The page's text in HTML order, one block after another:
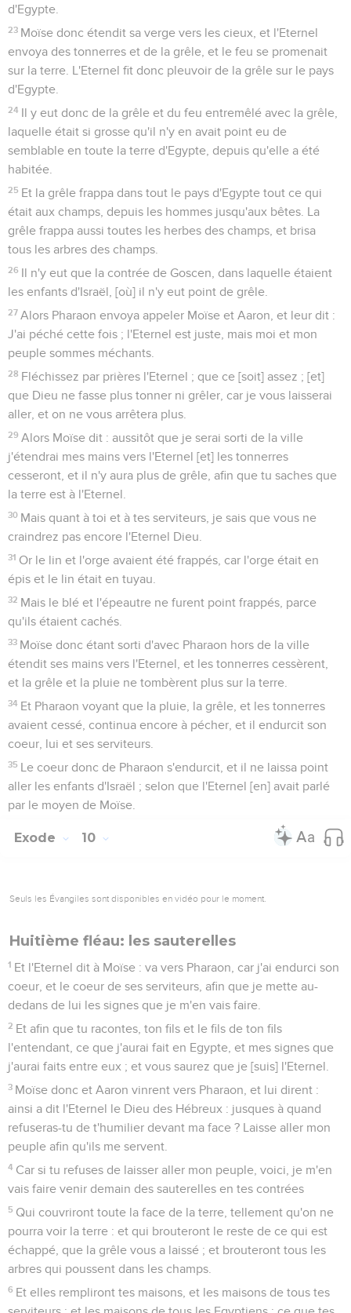
d'Egypte.
23 Moïse donc étendit sa verge vers les cieux, et l'Eternel
envoya des tonnerres et de la grêle, et le feu se promenait
sur la terre. L'Eternel fit donc pleuvoir de la grêle sur le pays
d'Egypte.
24 Il y eut donc de la grêle et du feu entremêlé avec la grêle,
laquelle était si grosse qu'il n'y en avait point eu de
semblable en toute la terre d'Egypte, depuis qu'elle a été
habitée.
25 Et la grêle frappa dans tout le pays d'Egypte tout ce qui
était aux champs, depuis les hommes jusqu'aux bêtes. La
grêle frappa aussi toutes les herbes des champs, et brisa
tous les arbres des champs.
26 Il n'y eut que la contrée de Goscen, dans laquelle étaient
les enfants d'Israël, [où] il n'y eut point de grêle.
27 Alors Pharaon envoya appeler Moïse et Aaron, et leur dit :
J'ai péché cette fois ; l'Eternel est juste, mais moi et mon
peuple sommes méchants.
28 Fléchissez par prières l'Eternel ; que ce [soit] assez ; [et]
que Dieu ne fasse plus tonner ni grêler, car je vous laisserai
aller, et on ne vous arrêtera plus.
29 Alors Moïse dit : aussitôt que je serai sorti de la ville
j'étendrai mes mains vers l'Eternel [et] les tonnerres
cesseront, et il n'y aura plus de grêle, afin que tu saches que
la terre est à l'Eternel.
30 Mais quant à toi et à tes serviteurs, je sais que vous ne
craindrez pas encore l'Eternel Dieu.
31 Or le lin et l'orge avaient été frappés, car l'orge était en
épis et le lin était en tuyau.
32 Mais le blé et l'épeautre ne furent point frappés, parce
qu'ils étaient cachés.
33 Moïse donc étant sorti d'avec Pharaon hors de la ville
étendit ses mains vers l'Eternel, et les tonnerres cessèrent,
et la grêle et la pluie ne tombèrent plus sur la terre.
34 Et Pharaon voyant que la pluie, la grêle, et les tonnerres
avaient cessé, continua encore à pécher, et il endurcit son
coeur, lui et ses serviteurs.
35 Le coeur donc de Pharaon s'endurcit, et il ne laissa point
aller les enfants d'Israël ; selon que l'Eternel [en] avait parlé
par le moyen de Moïse.
Exode 10
Seuls les Évangiles sont disponibles en vidéo pour le moment.
Huitième fléau: les sauterelles
1 Et l'Eternel dit à Moïse : va vers Pharaon, car j'ai endurci son
coeur, et le coeur de ses serviteurs, afin que je mette au-
dedans de lui les signes que je m'en vais faire.
2 Et afin que tu racontes, ton fils et le fils de ton fils
l'entendant, ce que j'aurai fait en Egypte, et mes signes que
j'aurai faits entre eux ; et vous saurez que je [suis] l'Eternel.
3 Moïse donc et Aaron vinrent vers Pharaon, et lui dirent :
ainsi a dit l'Eternel le Dieu des Hébreux : jusques à quand
refuseras-tu de t'humilier devant ma face ? Laisse aller mon
peuple afin qu'ils me servent.
4 Car si tu refuses de laisser aller mon peuple, voici, je m'en
vais faire venir demain des sauterelles en tes contrées
5 Qui couvriront toute la face de la terre, tellement qu'on ne
pourra voir la terre : et qui brouteront le reste de ce qui est
échappé, que la grêle vous a laissé ; et brouteront tous les
arbres qui poussent dans les champs.
6 Et elles rempliront tes maisons, et les maisons de tous tes